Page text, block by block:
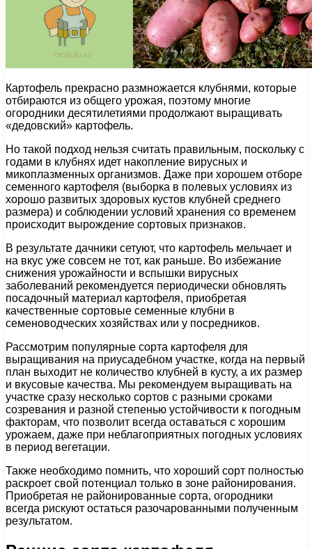
Картофель прекрасно размножается клубнями, которые
отбираются из общего урожая, поэтому многие
огородники десятилетиями продолжают выращивать
«дедовский» картофель.
Но такой подход нельзя считать правильным, поскольку с
годами в клубнях идет накопление вирусных и
микоплазменных организмов. Даже при хорошем отборе
семенного картофеля (выборка в полевых условиях из
хорошо развитых здоровых кустов клубней среднего
размера) и соблюдении условий хранения со временем
происходит вырождение сортовых признаков.
В результате дачники сетуют, что картофель мельчает и
на вкус уже совсем не тот, как раньше. Во избежание
снижения урожайности и вспышки вирусных
заболеваний рекомендуется периодически обновлять
посадочный материал картофеля, приобретая
качественные сортовые семенные клубни в
семеноводческих хозяйствах или у посредников.
Рассмотрим популярные сорта картофеля для
выращивания на приусадебном участке, когда на первый
план выходит не количество клубней в кусту, а их размер
и вкусовые качества. Мы рекомендуем выращивать на
участке сразу несколько сортов с разными сроками
созревания и разной степенью устойчивости к погодным
факторам, что позволит всегда оставаться с хорошим
урожаем, даже при неблагоприятных погодных условиях
в период вегетации.
Также необходимо помнить, что хороший сорт полностью
раскроет свой потенциал только в зоне районирования.
Приобретая не районированные сорта, огородники
всегда рискуют остаться разочарованными полученным
результатом.